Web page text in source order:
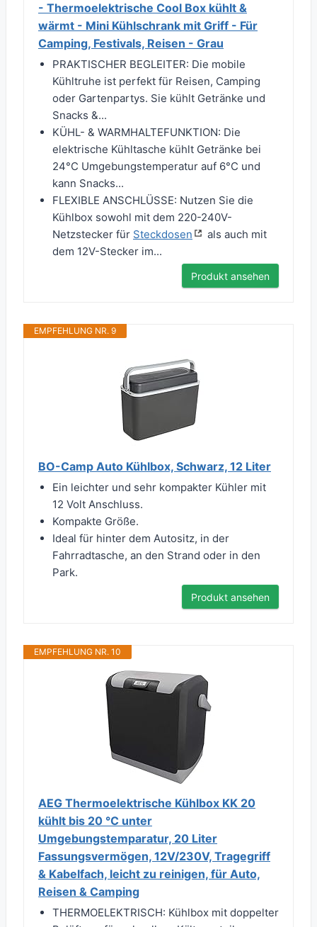
- Thermoelektrische Cool Box kühlt &
wärmt - Mini Kühlschrank mit Griff - Für
Camping, Festivals, Reisen - Grau
PRAKTISCHER BEGLEITER: Die mobile
Kühltruhe ist perfekt für Reisen, Camping
oder Gartenpartys. Sie kühlt Getränke und
Snacks &...
KÜHL- & WARMHALTEFUNKTION: Die
elektrische Kühltasche kühlt Getränke bei
24°C Umgebungstemperatur auf 6°C und
kann Snacks...
FLEXIBLE ANSCHLÜSSE: Nutzen Sie die
Kühlbox sowohl mit dem 220-240V-
Netzstecker für Steckdosen
als auch mit
dem 12V-Stecker im...
Produkt ansehen
EMPFEHLUNG NR. 9
BO-Camp Auto Kühlbox, Schwarz, 12 Liter
Ein leichter und sehr kompakter Kühler mit
12 Volt Anschluss.
Kompakte Größe.
Ideal für hinter dem Autositz, in der
Fahrradtasche, an den Strand oder in den
Park.
Produkt ansehen
EMPFEHLUNG NR. 10
AEG Thermoelektrische Kühlbox KK 20
kühlt bis 20 °C unter
Umgebungstemparatur, 20 Liter
Fassungsvermögen, 12V/230V, Tragegriff
& Kabelfach, leicht zu reinigen, für Auto,
Reisen & Camping
THERMOELEKTRISCH: Kühlbox mit doppelter